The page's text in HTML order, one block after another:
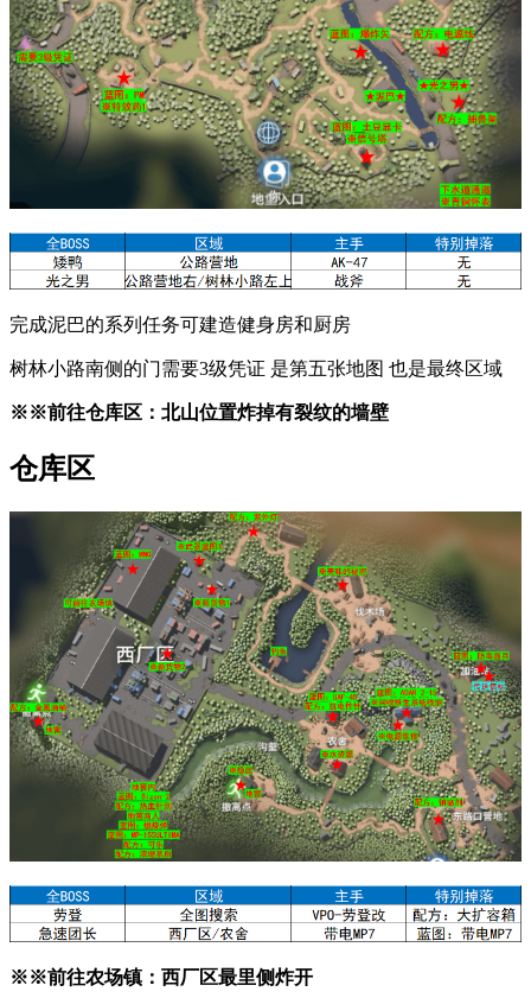
完成泥巴的系列任务可建造健身房和厨房
树林小路南侧的门需要3级凭证 是第五张地图 也是最终区域
※※前往仓库区：北山位置炸掉有裂纹的墙壁
仓库区
※※前往农场镇：西厂区最里侧炸开